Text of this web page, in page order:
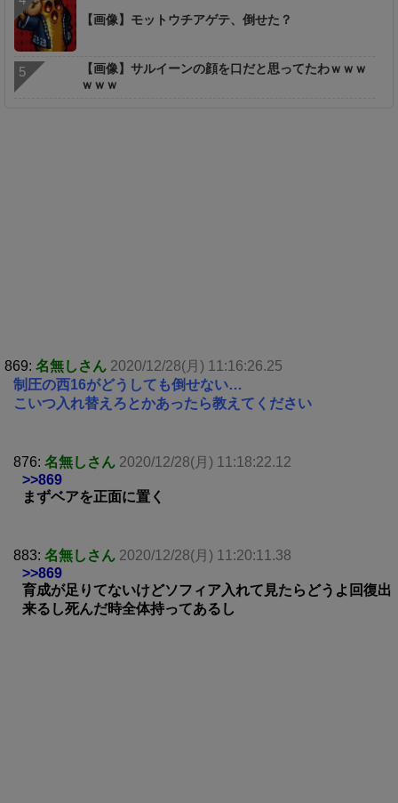
【画像】モットウチアゲテ、倒せた？
【画像】サルイーンの顔を口だと思ってたわｗｗｗ
ｗｗｗ
869: 名無しさん 2020/12/28(月) 11:16:26.25
制圧の西16がどうしても倒せない…
こいつ入れ替えろとかあったら教えてください
876: 名無しさん 2020/12/28(月) 11:18:22.12
>>869
まずベアを正面に置く
883: 名無しさん 2020/12/28(月) 11:20:11.38
>>869
育成が足りてないけどソフィア入れて見たらどうよ回復出
来るし死んだ時全体持ってあるし